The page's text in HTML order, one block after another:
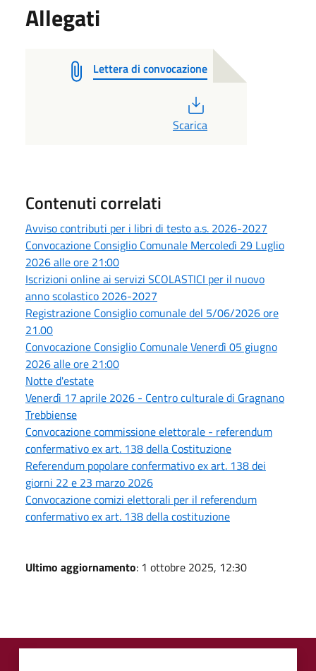
Allegati
Lettera di convocazione
Scarica
Contenuti correlati
Avviso contributi per i libri di testo a.s. 2026-2027
Convocazione Consiglio Comunale Mercoledì 29 Luglio
2026 alle ore 21:00
Iscrizioni online ai servizi SCOLASTICI per il nuovo
anno scolastico 2026-2027
Registrazione Consiglio comunale del 5/06/2026 ore
21.00
Convocazione Consiglio Comunale Venerdì 05 giugno
2026 alle ore 21:00
Notte d'estate
Venerdì 17 aprile 2026 - Centro culturale di Gragnano
Trebbiense
Convocazione commissione elettorale - referendum
confermativo ex art. 138 della Costituzione
Referendum popolare confermativo ex art. 138 dei
giorni 22 e 23 marzo 2026
Convocazione comizi elettorali per il referendum
confermativo ex art. 138 della costituzione
Ultimo aggiornamento: 1 ottobre 2025, 12:30